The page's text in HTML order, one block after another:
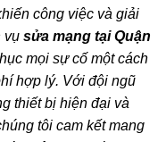
công việc và giải
vụ sửa mạng tại Quận
mọi sự cố một cách
hợp lý. Với đội ngũ
thiết bị hiện đại và
tôi cam kết mang